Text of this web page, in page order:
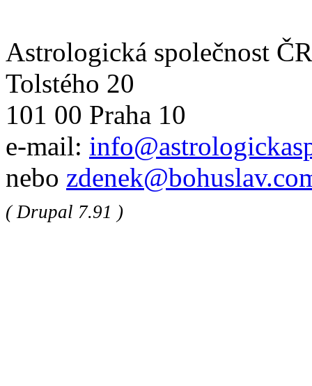
Astrologická společnost ČR
Tolstého 20
101 00 Praha 10
e-mail:
nebo
( Drupal 7.91 )